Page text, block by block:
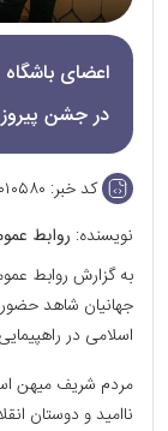
اعضای
در جشن‌
کد خبر:
نویسنده: روابط
به گزارش روابط
جهانیان شاهد حضور
اسلامی در راهپیمایی ۲۲ بهمن بود.
مردم شریف میهن
ناامید و دوستان